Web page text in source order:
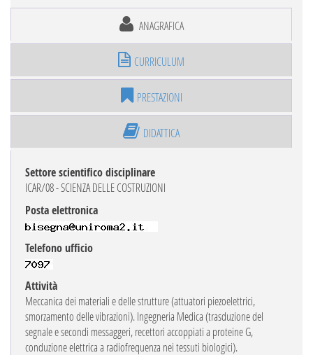
ANAGRAFICA
CURRICULUM
PRESTAZIONI
DIDATTICA
Settore scientifico disciplinare
ICAR/08 - SCIENZA DELLE COSTRUZIONI
Posta elettronica
Telefono ufficio
Attività
Meccanica dei materiali e delle strutture (attuatori piezoelettrici,
smorzamento delle vibrazioni). Ingegneria Medica (trasduzione del
segnale e secondi messaggeri, recettori accoppiati a proteine G,
conduzione elettrica a radiofrequenza nei tessuti biologici).